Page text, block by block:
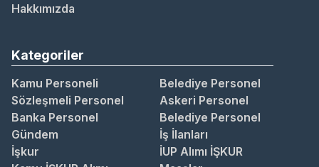
Hakkımızda
Kategoriler
Kamu Personeli
Belediye Personel
Sözleşmeli Personel
Askeri Personel
Banka Personel
Belediye Personel
Gündem
İş İlanları
İşkur
İUP Alımı İŞKUR